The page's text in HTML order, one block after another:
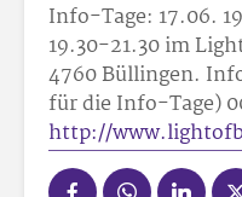
Info-Tage: 17.06.
19.30-21.30 im
4760 Büllingen.
für die Info-Tage)
http://